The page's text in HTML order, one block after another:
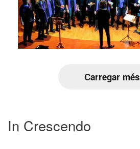
Carregar més
In Crescendo